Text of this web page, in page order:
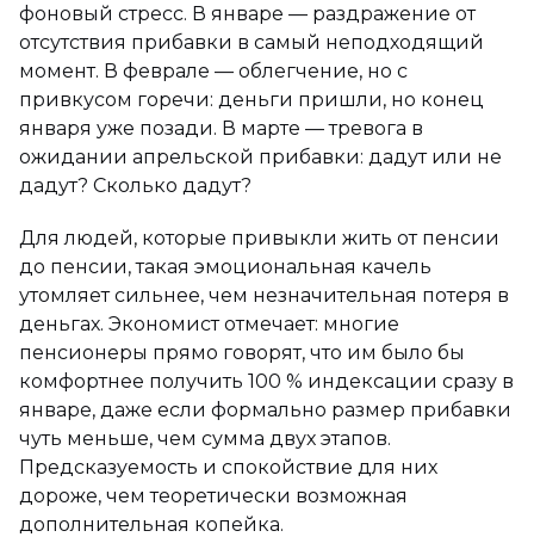
фоновый стресс. В январе — раздражение от
отсутствия прибавки в самый неподходящий
момент. В феврале — облегчение, но с
привкусом горечи: деньги пришли, но конец
января уже позади. В марте — тревога в
ожидании апрельской прибавки: дадут или не
дадут? Сколько дадут?
Для людей, которые привыкли жить от пенсии
до пенсии, такая эмоциональная качель
утомляет сильнее, чем незначительная потеря в
деньгах. Экономист отмечает: многие
пенсионеры прямо говорят, что им было бы
комфортнее получить 100 % индексации сразу в
январе, даже если формально размер прибавки
чуть меньше, чем сумма двух этапов.
Предсказуемость и спокойствие для них
дороже, чем теоретически возможная
дополнительная копейка.